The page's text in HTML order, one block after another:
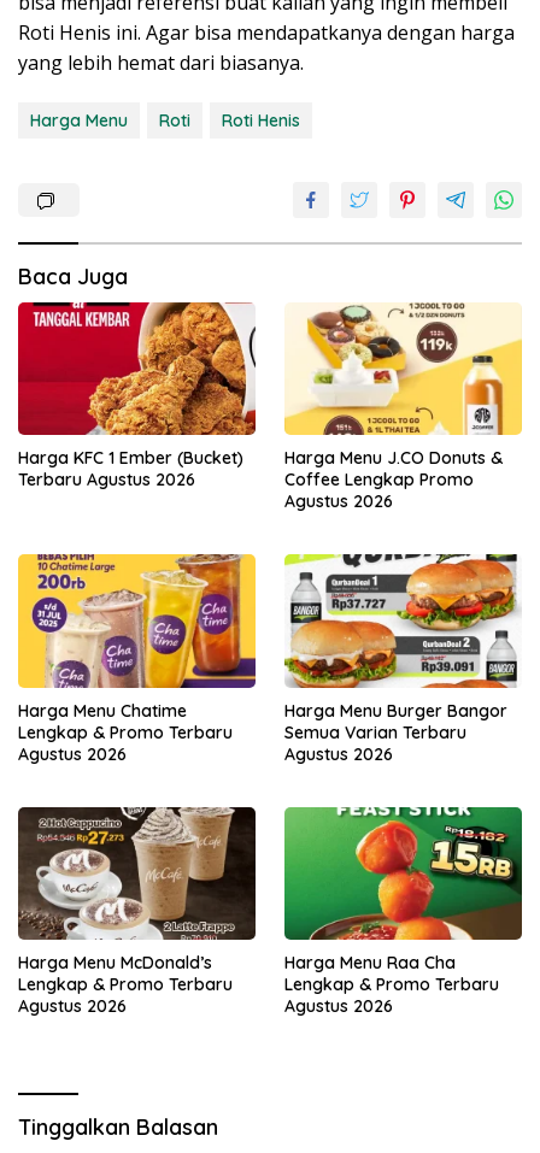
Roti Henis ini. Agar bisa mendapatkanya dengan harga
yang lebih hemat dari biasanya.
Harga Menu Roti Roti Henis
Baca Juga
Harga KFC 1 Ember (Bucket)
Terbaru Agustus 2026
Harga Menu J.CO Donuts &
Coffee Lengkap Promo
Agustus 2026
Harga Menu Chatime
Lengkap & Promo Terbaru
Agustus 2026
Harga Menu Burger Bangor
Semua Varian Terbaru
Agustus 2026
Harga Menu McDonald’s
Lengkap & Promo Terbaru
Agustus 2026
Harga Menu Raa Cha
Lengkap & Promo Terbaru
Agustus 2026
Tinggalkan Balasan